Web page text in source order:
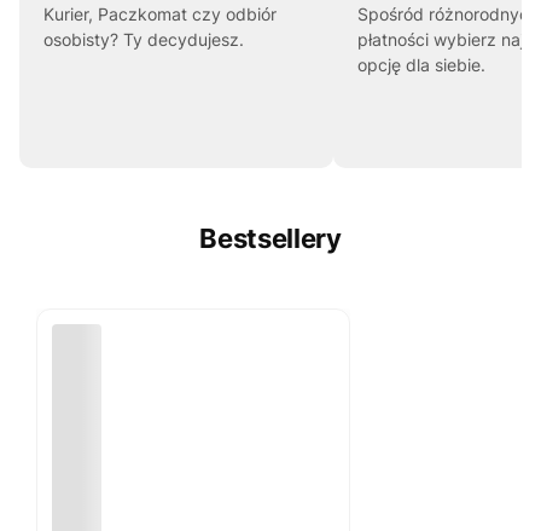
Kurier, Paczkomat czy odbiór
osobisty? Ty decydujesz.
Spośród
płatności wybierz
opcję dla siebie.
Bestsellery